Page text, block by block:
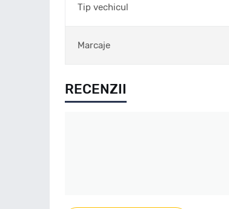
Tip vechicul
Marcaje
RECENZII